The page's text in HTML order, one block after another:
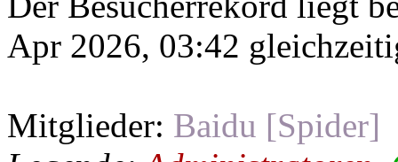
Apr 2026, 03:42
Mitglieder: Baidu [Spider]